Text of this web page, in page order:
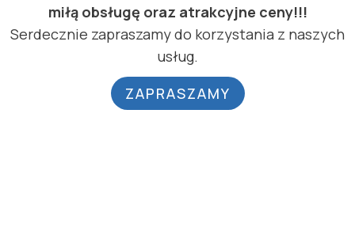
miłą obsługę oraz atrakcyjne ceny!!!
Serdecznie zapraszamy do korzystania z naszych
usług.
ZAPRASZAMY